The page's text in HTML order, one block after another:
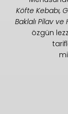
Köfte Kebabı,
Baklalı Pilav
özgün